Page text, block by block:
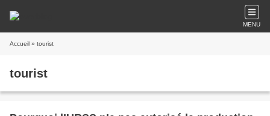
MENU
Accueil » tourist
tourist